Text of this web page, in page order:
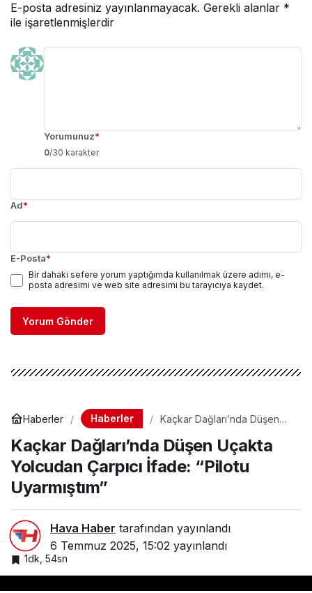
E-posta adresiniz yayınlanmayacak. Gerekli alanlar *
ile işaretlenmişlerdir
Yorumunuz*
0/30 karakter
Ad*
E-Posta*
Bir dahaki sefere yorum yaptığımda kullanılmak üzere adımı, e-
posta adresimi ve web site adresimi bu tarayıcıya kaydet.
Yorum Gönder
Haberler Haberler
Kaçkar Dağları’nda Düşen
İfade: “Pilotu Uyarmıştım”
Kaçkar Dağları’nda Düşen Uçakta
Yolcudan Çarpıcı İfade: “Pilotu
Uyarmıştım”
Hava Haber tarafından yayınlandı
6 Temmuz 2025, 15:02 yayınlandı
1dk, 54sn